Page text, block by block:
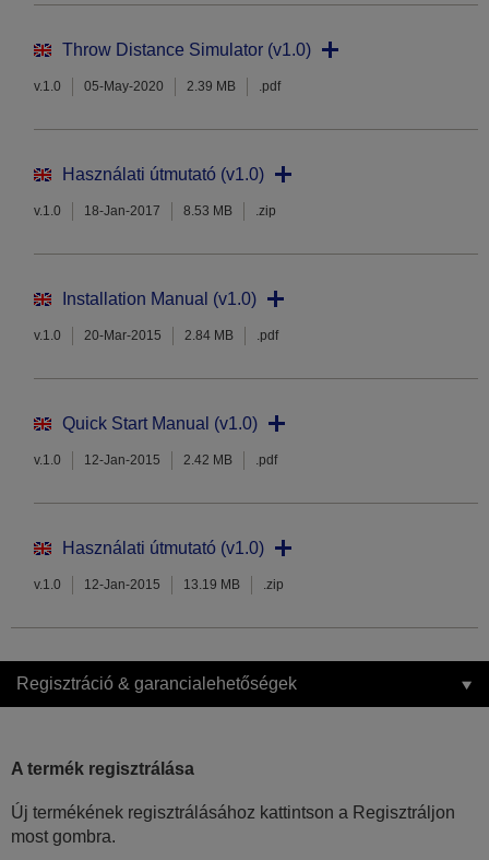
Throw Distance Simulator (v1.0)
v.1.0 05-May-2020 2.39 MB .pdf
Használati útmutató (v1.0)
v.1.0 18-Jan-2017 8.53 MB .zip
Installation Manual (v1.0)
v.1.0 20-Mar-2015 2.84 MB .pdf
Quick Start Manual (v1.0)
v.1.0 12-Jan-2015 2.42 MB .pdf
Használati útmutató (v1.0)
v.1.0 12-Jan-2015 13.19 MB .zip
Regisztráció & garancialehetőségek
A termék regisztrálása
Új termékének regisztrálásához kattintson a Regisztráljon
most gombra.